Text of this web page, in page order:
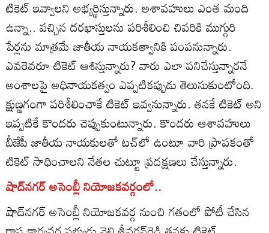
టికెట్‌ ఇవ్వాలని అభ్యర్థిస్తున్నారు. అశావహులు ఎంత మంది
ఉన్నా.. వచ్చిన దరఖాస్తులను పరిశీలించి చివరికి ముగ్గురి
పేర్లను మాత్రమే జాతీయ నాయకత్వానికి పంపనున్నారు.
ఎవరెవరూ టికెట్‌ ఆశిస్తున్నారు? వారు ఎలా పనిచేస్తున్నారనే
అంశాలపై అధినాయకత్వం ఎప్పటికప్పుడు తెలుసుకుంటోంది.
క్షుణ్ణగంగా పరిశీలించాకే టికెట్‌ ఇవ్వనున్నారు. తనకే టికెట్‌ అని
ఇప్పటికే కొందరు చెప్పుకుంటున్నారు. కొందరు ఆశావహులు
బీజేపీ జాతీయ నాయకులతో టచ్‌లో ఉంటూ వారి ప్రాపకంతో
టికెట్‌ సాధించాలని నేతల చుట్టూ ప్రదక్షణలు చేస్తున్నారు.
షాద్‌నగర్‌ అసెంబ్లీ నియోజకవర్గంలో..
షాద్‌నగర్‌ అసెంబ్లీ నియోజకవర్గ నుంచి గతంలో పోటీ చేసిన